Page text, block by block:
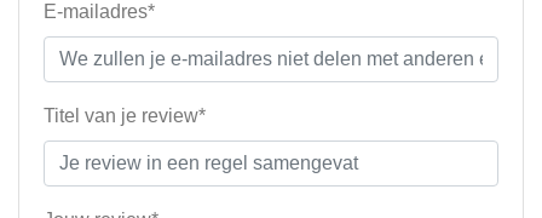
E-mailadres*
Titel van je review*